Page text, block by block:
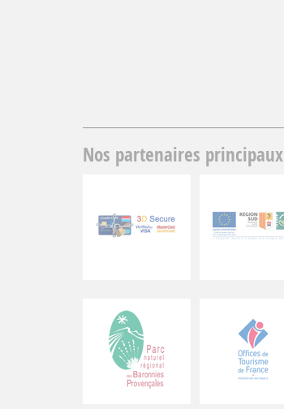
Nos partenaires principaux